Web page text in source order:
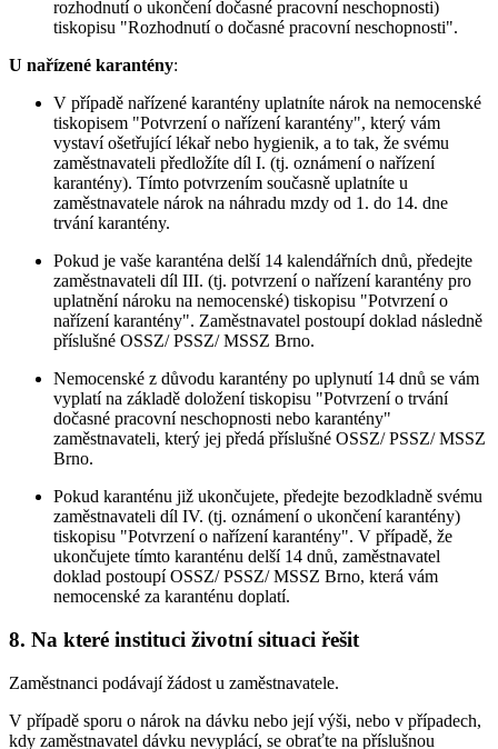
rozhodnutí o ukončení dočasné pracovní neschopnosti)
tiskopisu "Rozhodnutí o dočasné pracovní neschopnosti".
U nařízené karantény:
V případě nařízené karantény uplatníte nárok na nemocenské
tiskopisem "Potvrzení o nařízení karantény", který vám
vystaví ošetřující lékař nebo hygienik, a to tak, že svému
zaměstnavateli předložíte díl I. (tj. oznámení o nařízení
karantény). Tímto potvrzením současně uplatníte u
zaměstnavatele nárok na náhradu mzdy od 1. do 14. dne
trvání karantény.
Pokud je vaše karanténa delší 14 kalendářních dnů, předejte
zaměstnavateli díl III. (tj. potvrzení o nařízení karantény pro
uplatnění nároku na nemocenské) tiskopisu "Potvrzení o
nařízení karantény". Zaměstnavatel postoupí doklad následně
příslušné OSSZ/ PSSZ/ MSSZ Brno.
Nemocenské z důvodu karantény po uplynutí 14 dnů se vám
vyplatí na základě doložení tiskopisu "Potvrzení o trvání
dočasné pracovní neschopnosti nebo karantény"
zaměstnavateli, který jej předá příslušné OSSZ/ PSSZ/ MSSZ
Brno.
Pokud karanténu již ukončujete, předejte bezodkladně svému
zaměstnavateli díl IV. (tj. oznámení o ukončení karantény)
tiskopisu "Potvrzení o nařízení karantény". V případě, že
ukončujete tímto karanténu delší 14 dnů, zaměstnavatel
doklad postoupí OSSZ/ PSSZ/ MSSZ Brno, která vám
nemocenské za karanténu doplatí.
8. Na které instituci životní situaci řešit
Zaměstnanci podávají žádost u zaměstnavatele.
V případě sporu o nárok na dávku nebo její výši, nebo v případech,
kdy zaměstnavatel dávku nevyplácí, se obraťte na příslušnou